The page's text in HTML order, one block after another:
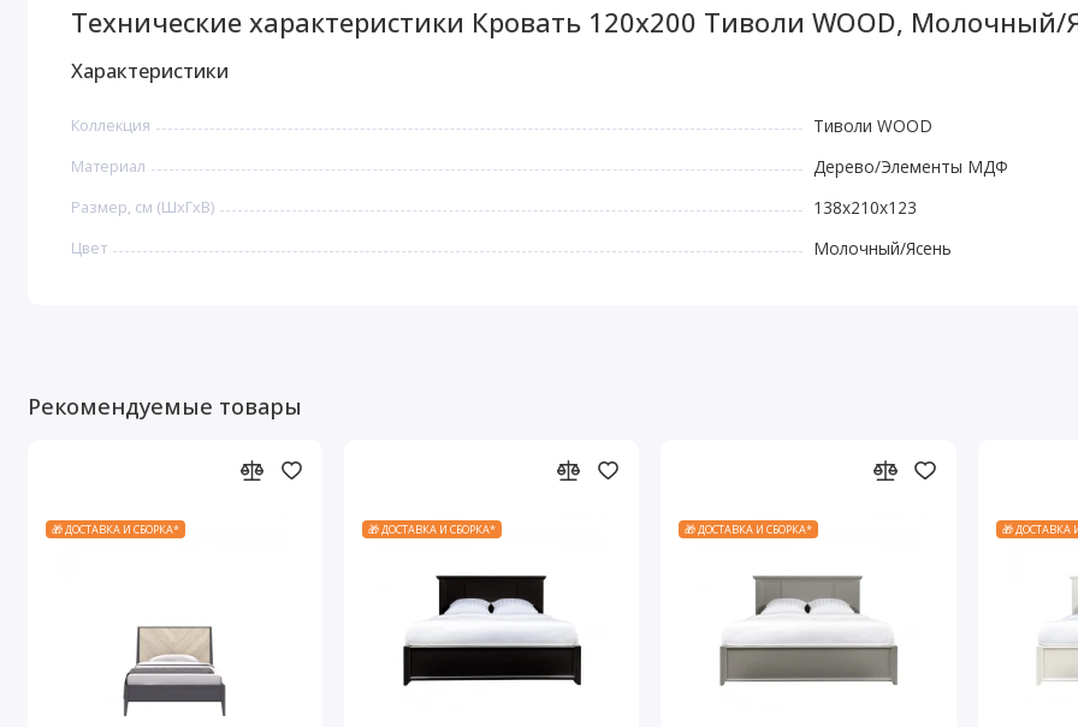
Технические характеристики Кровать 120x200 Тиволи WOOD, Молочный/
Характеристики
Коллекция Тиволи WOOD
Материал Дерево/Элементы МДФ
Размер, см (ШхГхВ) 138x210x123
Цвет Молочный/Ясень
Рекомендуемые товары
🎁 ДОСТАВКА И СБОРКА* 🎁 ДОСТАВКА И СБОРКА* 🎁 ДОСТАВКА И СБОРКА* 🎁 ДОСТАВКА